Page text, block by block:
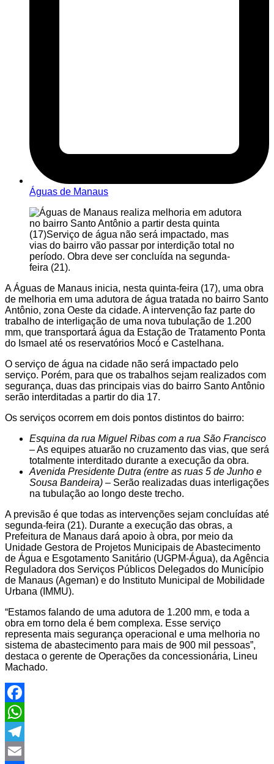
Águas de Manaus
A Águas de Manaus inicia, nesta quinta-feira (17), uma obra
de melhoria em uma adutora de água tratada no bairro Santo
Antônio, zona Oeste da cidade. A intervenção faz parte do
trabalho de interligação de uma nova tubulação de 1.200
mm, que transportará água da Estação de Tratamento Ponta
do Ismael até os reservatórios Mocó e Castelhana.
O serviço de água na cidade não será impactado pelo
serviço. Porém, para que os trabalhos sejam realizados com
segurança, duas das principais vias do bairro Santo Antônio
serão interditadas a partir do dia 17.
Os serviços ocorrem em dois pontos distintos do bairro:
Esquina da rua Miguel Ribas com a rua São Francisco
– As equipes atuarão no cruzamento das vias, que será
totalmente interditado durante a execução da obra.
Avenida Presidente Dutra (entre as ruas 5 de Junho e
Sousa Bandeira) – Serão realizadas duas interligações
na tubulação ao longo deste trecho.
A previsão é que todas as intervenções sejam concluídas até
segunda-feira (21). Durante a execução das obras, a
Prefeitura de Manaus dará apoio à obra, por meio da
Unidade Gestora de Projetos Municipais de Abastecimento
de Água e Esgotamento Sanitário (UGPM-Água), da Agência
Reguladora dos Serviços Públicos Delegados do Município
de Manaus (Ageman) e do Instituto Municipal de Mobilidade
Urbana (IMMU).
“Estamos falando de uma adutora de 1.200 mm, e toda a
obra em torno dela é bem complexa. Esse serviço
representa mais segurança operacional e uma melhoria no
sistema de abastecimento para mais de 900 mil pessoas”,
destaca o gerente de Operações da concessionária, Lineu
Machado.
Facebook
WhatsApp
Telegram